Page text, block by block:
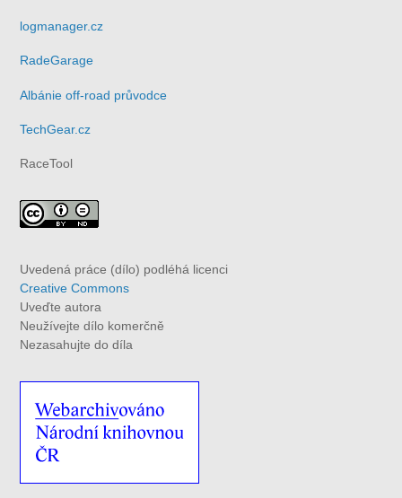
logmanager.cz
RadeGarage
Albánie off-road průvodce
TechGear.cz
RaceTool
Uvedená práce (dílo) podléhá licenci
Creative Commons
Uveďte autora
Neužívejte dílo komerčně
Nezasahujte do díla